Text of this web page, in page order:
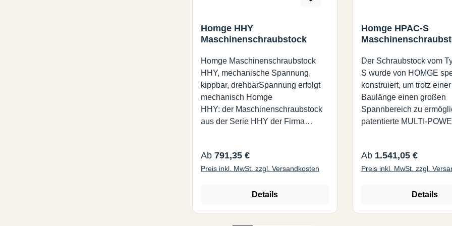
htArt.-Nr.100360-
350040HH-125150510-
7450070HH-150200620-
658500110HH-200Alle
Homge HHY
Maschinenschraubstock
Homge Maschinenschraubstock
HHY, mechanische Spannung,
kippbar, drehbarSpannung erfolgt
mechanisch Homge
HHY: der Maschinenschraubstock
aus der Serie HHY der Firma
Schraubstock ist höhenverstellbar
bzw. kippbar um bis
zusätzlich verfügt der Schraubstock
Regulärer Preis:
Ab 791,35 €
Preis inkl. MwSt. zzgl. Versandkosten
Details
Homge HPAC-S
Der Schraubstock vom
S wurde von HOMGE
konstruiert, um trotz
Baulänge einen großen
Spannbereich zu
patentierte MULTI-
Der Schraubstock
eine maximale
System eine
Regulärer Preis:
Ab 1.541,05 €
Preis inkl. MwSt. zzgl.
Details